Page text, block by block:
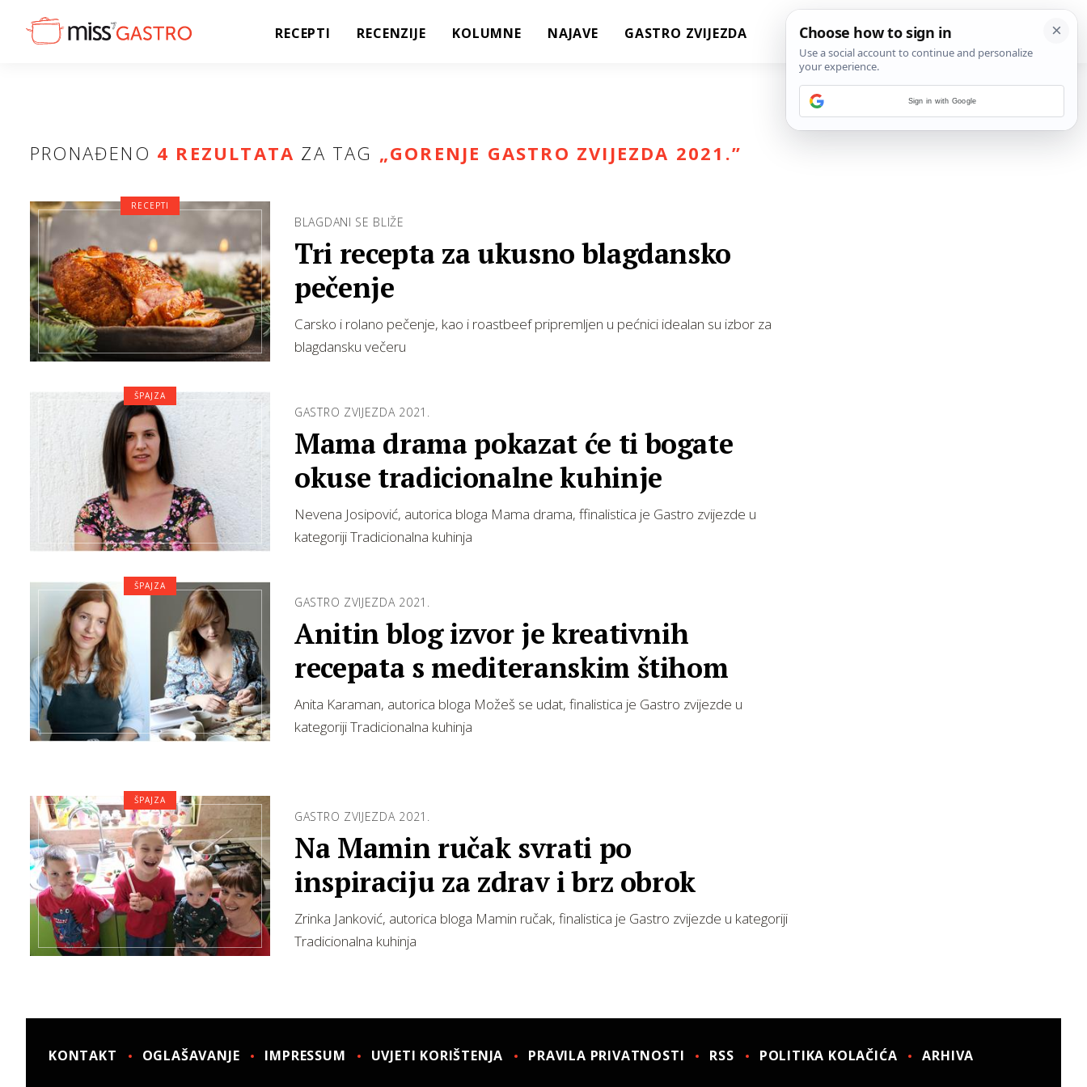
RECEPTI RECENZIJE KOLUMNE NAJAVE GASTRO ZVIJEZDA
PRONAĐENO 4 REZULTATA ZA TAG „GORENJE GASTRO ZVIJEZDA 2021.”
BLAGDANI SE BLIŽE
Tri recepta za ukusno blagdansko
pečenje
Carsko i rolano pečenje, kao i roastbeef pripremljen u pećnici idealan su izbor za
blagdansku večeru
RECEPTI
GASTRO ZVIJEZDA 2021.
Mama drama pokazat će ti bogate
okuse tradicionalne kuhinje
Nevena Josipović, autorica bloga Mama drama, ffinalistica je Gastro zvijezde u
kategoriji Tradicionalna kuhinja
ŠPAJZA
GASTRO ZVIJEZDA 2021.
Anitin blog izvor je kreativnih
recepata s mediteranskim štihom
Anita Karaman, autorica bloga Možeš se udat, finalistica je Gastro zvijezde u
kategoriji Tradicionalna kuhinja
ŠPAJZA
GASTRO ZVIJEZDA 2021.
Na Mamin ručak svrati po
inspiraciju za zdrav i brz obrok
Zrinka Janković, autorica bloga Mamin ručak, finalistica je Gastro zvijezde u kategoriji
Tradicionalna kuhinja
ŠPAJZA
KONTAKT OGLAŠAVANJE IMPRESSUM UVJETI KORIŠTENJA PRAVILA PRIVATNOSTI RSS POLITIKA KOLAČIĆA ARHIVA
Sign in with Google